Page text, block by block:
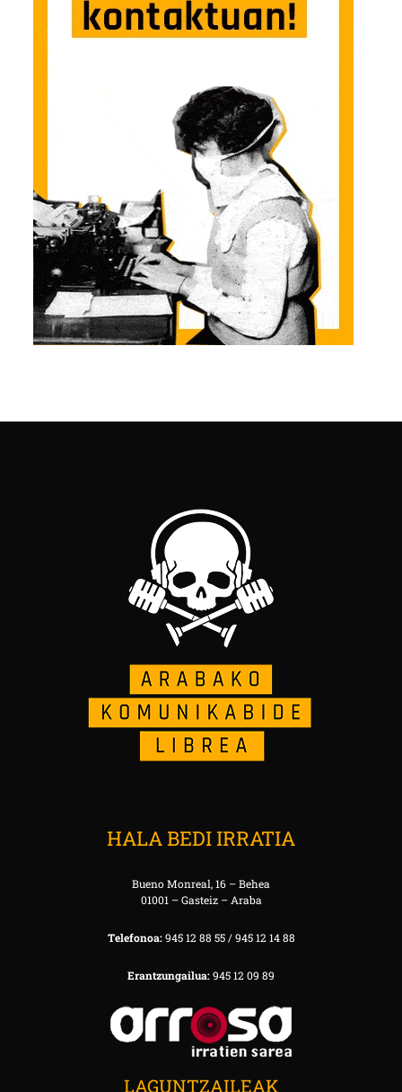
HALA BEDI IRRATIA
Bueno Monreal, 16 – Behea
01001 – Gasteiz – Araba
Telefonoa:945 12 88 55 / 945 12 14 88
Erantzungailua:945 12 09 89
LAGUNTZAILEAK